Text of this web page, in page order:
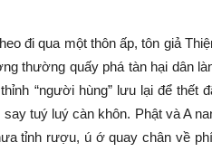
đi qua một thôn ấp, tôn giả
thường quấy phá tàn hại dân
“người hùng” lưu lại để thết
tuý luý càn khôn. Phật và A
tỉnh rượu, ú ớ quay chân về